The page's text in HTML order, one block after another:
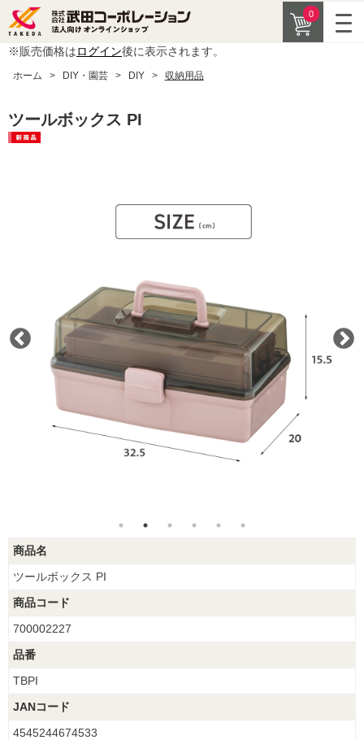
0
※販売価格はログイン後に表示されます。
ホーム > DIY・園芸 > DIY > 収納用品
ツールボックス PI
商品名
ツールボックス PI
商品コード
700002227
品番
TBPI
JANコード
4545244674533